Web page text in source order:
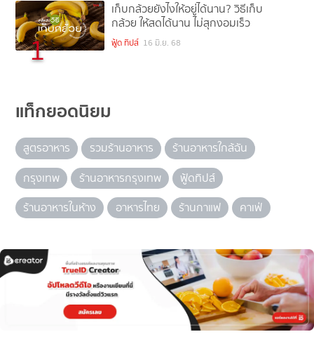
1
เก็บกล้วยยังไงให้อยู่ได้นาน? วิธีเก็บ
กล้วย ให้สดได้นาน ไม่สุกงอมเร็ว
ฟู้ด ทิปส์ 16 มิ.ย. 68
แท็กยอดนิยม
สูตรอาหาร รวมร้านอาหาร
ร้านอาหารใกล้ฉัน
กรุงเทพ
ร้านอาหารกรุงเทพ
ฟู้ดทิปส์
ร้านอาหารในห้าง
อาหารไทย ร้านกาแฟ คาเฟ่